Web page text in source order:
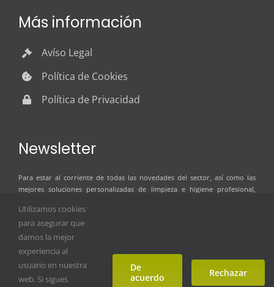
Más información
Avíso Legal
Política de Cookies
Política de Privacidad
Newsletter
Para estar al corriente de todas las novedades del sector, así como las
mejores soluciones personalizadas de limpieza e higiene profesional,
Utilizamos cookies
para asegurar que
damos la mejor
experiencia al
usuario en nuestra
web. Si sigues
De
acuerdo
Rechazar